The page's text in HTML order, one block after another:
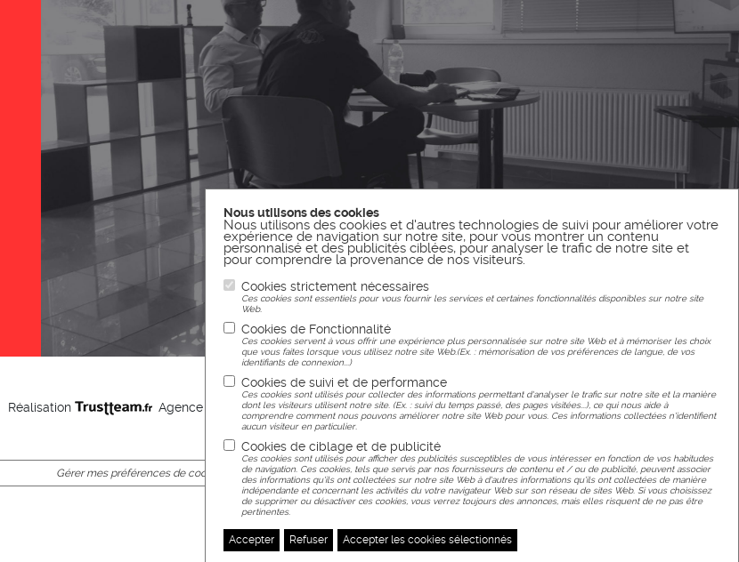
Réalisation Agence web Nancy
Gérer mes préférences de cookies
Nous utilisons des cookies
Nous utilisons des cookies et d'autres technologies de suivi pour améliorer votre
expérience de navigation sur notre site, pour vous montrer un contenu
personnalisé et des publicités ciblées, pour analyser le trafic de notre site et
pour comprendre la provenance de nos visiteurs.
Cookies strictement nécessaires
Ces cookies sont essentiels pour vous fournir les services et certaines fonctionnalités disponibles sur notre site
Web.
Cookies de Fonctionnalité
Ces cookies servent à vous offrir une expérience plus personnalisée sur notre site Web et à mémoriser les choix
que vous faites lorsque vous utilisez notre site Web.(Ex. : mémorisation de vos préférences de langue, de vos
identifiants de connexion...)
Cookies de suivi et de performance
Ces cookies sont utilisés pour collecter des informations permettant d'analyser le trafic sur notre site et la manière
dont les visiteurs utilisent notre site. (Ex. : suivi du temps passé, des pages visitées...), ce qui nous aide à
comprendre comment nous pouvons améliorer notre site Web pour vous. Ces informations collectées n'identifient
aucun visiteur en particulier.
Cookies de ciblage et de publicité
Ces cookies sont utilisés pour afficher des publicités susceptibles de vous intéresser en fonction de vos habitudes
de navigation. Ces cookies, tels que servis par nos fournisseurs de contenu et / ou de publicité, peuvent associer
des informations qu'ils ont collectées sur notre site Web à d'autres informations qu'ils ont collectées de manière
indépendante et concernant les activités du votre navigateur Web sur son réseau de sites Web. Si vous choisissez
de supprimer ou désactiver ces cookies, vous verrez toujours des annonces, mais elles risquent de ne pas être
pertinentes.
Accepter Refuser Accepter les cookies sélectionnés